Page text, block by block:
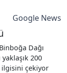
dönüştü
Google News
Dağı
200
çekiyor